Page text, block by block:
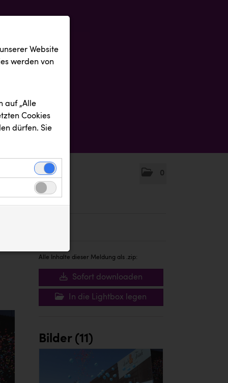
0
Alle Inhalte dieser Meldung als .zip:
Sofort downloaden
In die Lightbox legen
Bilder (11)
Website
werden von
auf „Alle
Cookies
dürfen. Sie
Website